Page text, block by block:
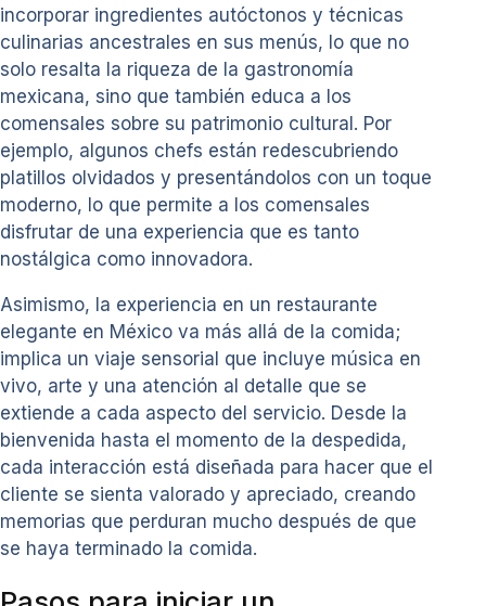
incorporar ingredientes autóctonos y técnicas
culinarias ancestrales en sus menús, lo que no
solo resalta la riqueza de la gastronomía
mexicana, sino que también educa a los
comensales sobre su patrimonio cultural. Por
ejemplo, algunos chefs están redescubriendo
platillos olvidados y presentándolos con un toque
moderno, lo que permite a los comensales
disfrutar de una experiencia que es tanto
nostálgica como innovadora.
Asimismo, la experiencia en un restaurante
elegante en México va más allá de la comida;
implica un viaje sensorial que incluye música en
vivo, arte y una atención al detalle que se
extiende a cada aspecto del servicio. Desde la
bienvenida hasta el momento de la despedida,
cada interacción está diseñada para hacer que el
cliente se sienta valorado y apreciado, creando
memorias que perduran mucho después de que
se haya terminado la comida.